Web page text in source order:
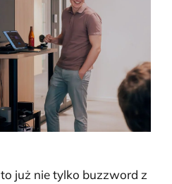
to już nie tylko buzzword z